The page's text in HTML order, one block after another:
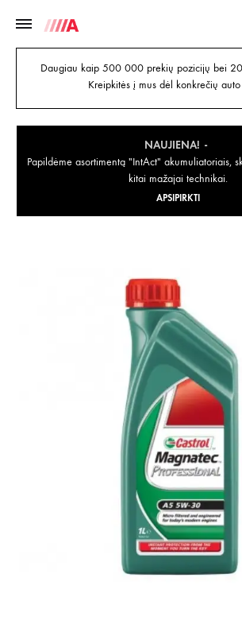
Daugiau kaip 500 000 prekių pozicijų bei
Kreipkitės į mus dėl konkrečių
NAUJIENA!
Papildėme asortimentą "IntAct" akumuliatoriais,
kitai mažajai technikai.
APSIPIRKTI